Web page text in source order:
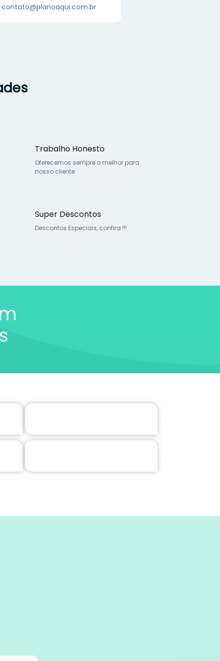
contato@planoaqui.com.br
Trabalho Honesto
Oferecemos sempre o melhor para
nosso cliente
Super Descontos
Descontos Especiais, confira !!!